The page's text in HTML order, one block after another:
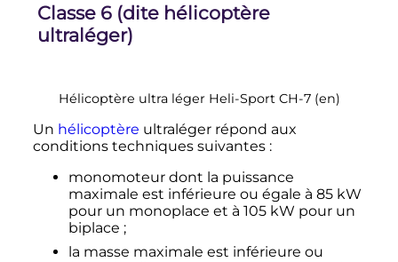
Classe 6 (dite hélicoptère
ultraléger)
Hélicoptère ultra léger Heli-Sport CH-7 (en)
Un hélicoptère ultraléger répond aux
conditions techniques suivantes :
monomoteur dont la puissance
maximale est inférieure ou égale à 85 kW
pour un monoplace et à 105 kW pour un
biplace ;
la masse maximale est inférieure ou